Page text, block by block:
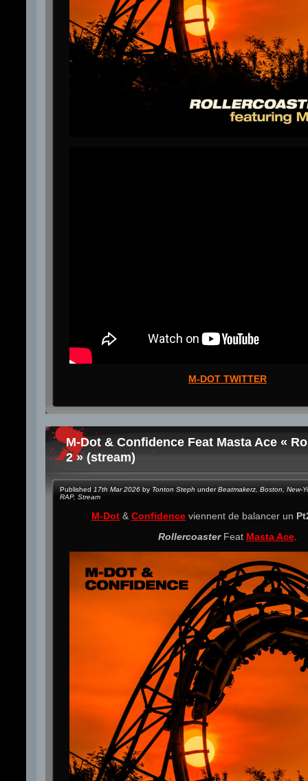
M-DOT TWITTER
M-Dot & Confidence Feat Masta Ace «
2 » (stream)
Published 17th Mar 2026 by Tonton Steph underBeatmakerz Boston
New-
RAP, Stream
M-Dot & Confidence viennent de balancer un
RollercoasterFeat Masta Ace